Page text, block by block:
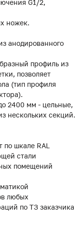
G1/2,
ножек.
анодированного
профиль из
позволяет
(тип профиля
2400 мм - цельные,
нескольких секций.
шкале RAL
стали
помещений
любых
по ТЗ заказчика